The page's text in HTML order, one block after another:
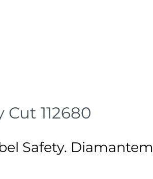
112680
Safety. Diamantem